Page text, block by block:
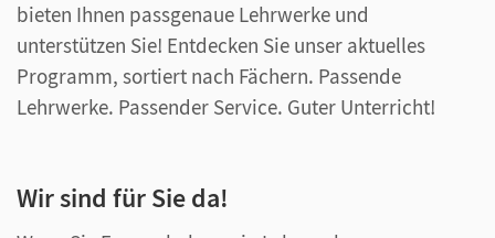
bieten Ihnen passgenaue Lehrwerke und
unterstützen Sie! Entdecken Sie unser aktuelles
Programm, sortiert nach Fächern. Passende
Lehrwerke. Passender Service. Guter Unterricht!
Wir sind für Sie da!